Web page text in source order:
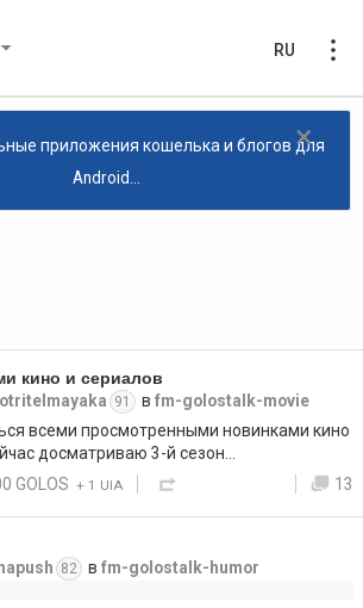
RU
×
приложения кошелька и блогов для
Android...
кино и сериалов
91 в fm-golostalk-movie
всеми просмотренными новинками кино
досматриваю 3-й сезон…
GOLOS +1 UIA 13
82 в fm-golostalk-humor